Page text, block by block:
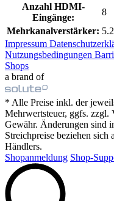
Anzahl HDMI-
Eingänge:
8
Mehrkanalverstärker:
Impressum
Nutzungsbedingungen
Shops
a brand of
* Alle Preise inkl. der
Mehrwertsteuer, ggfs. zzgl.
Gewähr. Änderungen sind
Streichpreise beziehen sich
Händlers.
Shopanmeldung Shop-